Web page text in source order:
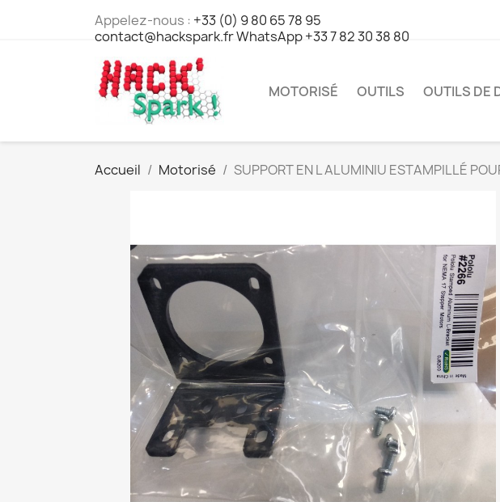
Appelez-nous : +33 (0) 9 80 65 78 95
contact@hackspark.fr WhatsApp +33 7 82 30 38 80
MOTORISÉ OUTILS OUTILS DE
Accueil Motorisé SUPPORT EN L ALUMINIU ESTAMPILLÉ